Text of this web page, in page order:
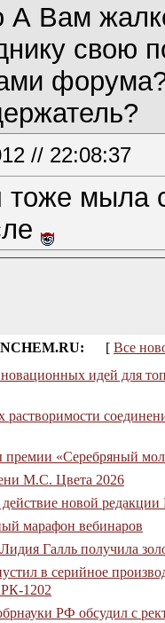
А Вам
свою
// 22:08:37
тоже мыла
[ Все
идей для
растворимости
«Серебряный
М.С. Цвета 2026
новой
марафон вебинаров
Галль получила
в серийное
1202
РФ обсудил с